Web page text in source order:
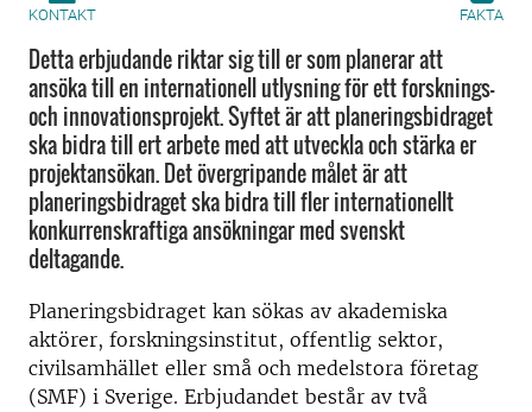
KONTAKT FAKTA
Detta erbjudande riktar sig till er som planerar att
ansöka till en internationell utlysning för ett forsknings-
och innovationsprojekt. Syftet är att planeringsbidraget
ska bidra till ert arbete med att utveckla och stärka er
projektansökan. Det övergripande målet är att
planeringsbidraget ska bidra till fler internationellt
konkurrenskraftiga ansökningar med svenskt
deltagande.
Planeringsbidraget kan sökas av akademiska
aktörer, forskningsinstitut, offentlig sektor,
civilsamhället eller små och medelstora företag
(SMF) i Sverige. Erbjudandet består av två